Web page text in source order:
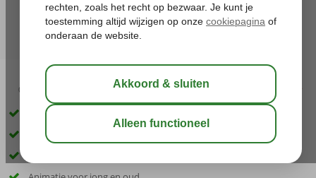
03:45 aug 33°C
Direct aan het strand
Waterpark met 27 glijbanen